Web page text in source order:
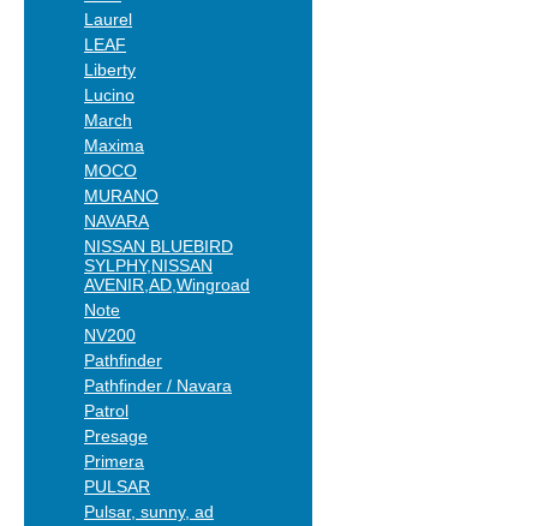
Laurel
LEAF
Liberty
Lucino
March
Maxima
MOCO
MURANO
NAVARA
NISSAN BLUEBIRD
SYLPHY,NISSAN
AVENIR,AD,Wingroad
Note
NV200
Pathfinder
Pathfinder / Navara
Patrol
Presage
Primera
PULSAR
Pulsar, sunny, ad